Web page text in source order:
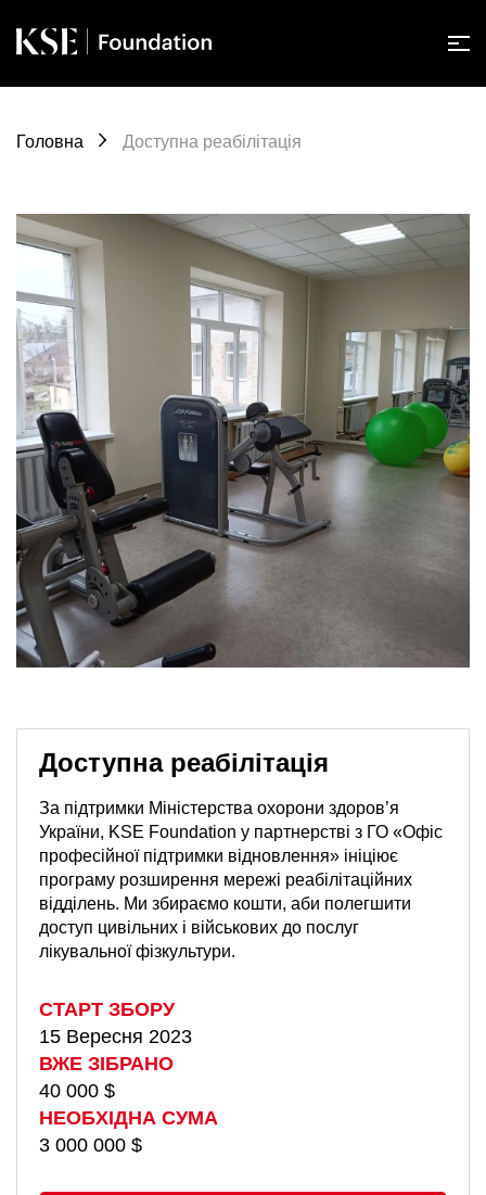
Головна Доступна реабілітація
Доступна реабілітація
За підтримки Міністерства охорони здоров’я
України, KSE Foundation у партнерстві з ГО «Офіс
професійної підтримки відновлення» ініціює
програму розширення мережі реабілітаційних
відділень. Ми збираємо кошти, аби полегшити
доступ цивільних і військових до послуг
лікувальної фізкультури.
СТАРТ ЗБОРУ
15 Вересня 2023
ВЖЕ ЗІБРАНО
40 000 $
НЕОБХІДНА СУМА
3 000 000 $